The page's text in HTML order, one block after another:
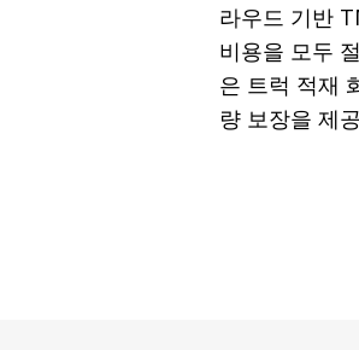
라우드 기반
비용을 모두
은 트럭 적재
량 보장을 제